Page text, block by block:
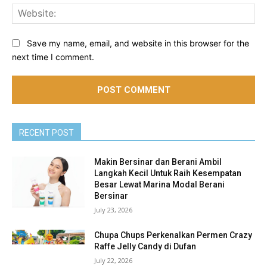
Save my name, email, and website in this browser for the
next time I comment.
RECENT POST
Makin Bersinar dan Berani Ambil
Langkah Kecil Untuk Raih Kesempatan
Besar Lewat Marina Modal Berani
Bersinar
July 23, 2026
Chupa Chups Perkenalkan Permen Crazy
Raffe Jelly Candy di Dufan
July 22, 2026